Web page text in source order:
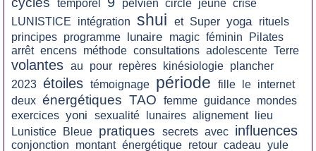
temporel pelvien circle jeune crise
LUNISTICE
intégration shui et Super yoga
rituels
principes programme lunaire magic féminin
Pilates
arrêt encens méthode consultations adolescente Terre
volantes au pour repères kinésiologie plancher
2023 étoiles témoignage période fille le internet
deux énergétiques TAO femme guidance mondes
exercices yoni sexualité lunaires alignement
lieu
Lunistice
Bleue pratiques secrets avec influences
conjonction montant énergétique retour cadeau yule